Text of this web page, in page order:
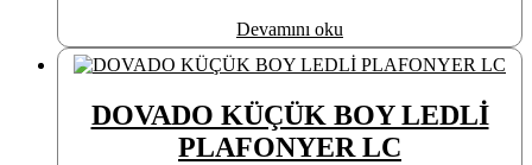
Devamını oku
DOVADO KÜÇÜK BOY LEDLİ
PLAFONYER LC